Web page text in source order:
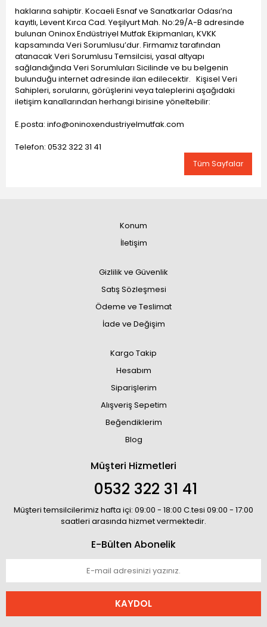
haklarına sahiptir. Kocaeli Esnaf ve Sanatkarlar Odası’na
kayıtlı, Levent Kırca Cad. Yeşilyurt Mah. No:29/A-B adresinde
bulunan Oninox Endüstriyel Mutfak Ekipmanları, KVKK
kapsamında Veri Sorumlusu’dur. Firmamız tarafından
atanacak Veri Sorumlusu Temsilcisi, yasal altyapı
sağlandığında Veri Sorumluları Sicilinde ve bu belgenin
bulunduğu internet adresinde ilan edilecektir. Kişisel Veri
Sahipleri, sorularını, görüşlerini veya taleplerini aşağıdaki
iletişim kanallarından herhangi birisine yöneltebilir:
E.posta: info@oninoxendustriyelmutfak.com
Telefon: 0532 322 31 41
Tüm Sayfalar
Konum
İletişim
Gizlilik ve Güvenlik
Satış Sözleşmesi
Ödeme ve Teslimat
İade ve Değişim
Kargo Takip
Hesabım
Siparişlerim
Alışveriş Sepetim
Beğendiklerim
Blog
Müşteri Hizmetleri
0532 322 31 41
Müşteri temsilcilerimiz hafta içi: 09:00 - 18:00 C.tesi 09:00 - 17:00
saatleri arasında hizmet vermektedir.
E-Bülten Abonelik
KAYDOL